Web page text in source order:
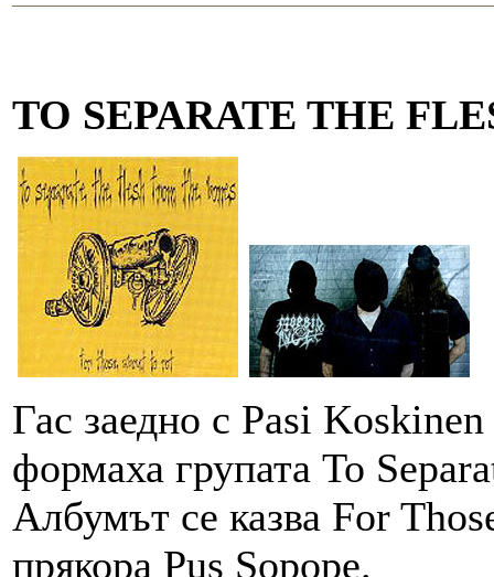
TO SEPARATE THE
Гас заедно с Pasi
формаха групата To
Албумът се казва For
прякора Pus Sopope.